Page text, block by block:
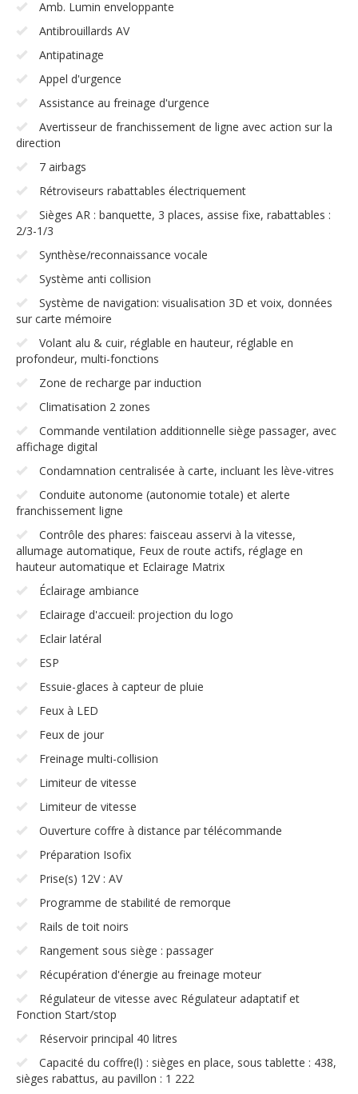
Amb. Lumin enveloppante
Antibrouillards AV
Antipatinage
Appel d'urgence
Assistance au freinage d'urgence
Avertisseur de franchissement de ligne avec action sur la
direction
7 airbags
Rétroviseurs rabattables électriquement
Sièges AR : banquette, 3 places, assise fixe, rabattables :
2/3-1/3
Synthèse/reconnaissance vocale
Système anti collision
Système de navigation: visualisation 3D et voix, données
sur carte mémoire
Volant alu & cuir, réglable en hauteur, réglable en
profondeur, multi-fonctions
Zone de recharge par induction
Climatisation 2 zones
Commande ventilation additionnelle siège passager, avec
affichage digital
Condamnation centralisée à carte, incluant les lève-vitres
Conduite autonome (autonomie totale) et alerte
franchissement ligne
Contrôle des phares: faisceau asservi à la vitesse,
allumage automatique, Feux de route actifs, réglage en
hauteur automatique et Eclairage Matrix
Éclairage ambiance
Eclairage d'accueil: projection du logo
Eclair latéral
ESP
Essuie-glaces à capteur de pluie
Feux à LED
Feux de jour
Freinage multi-collision
Limiteur de vitesse
Limiteur de vitesse
Ouverture coffre à distance par télécommande
Préparation Isofix
Prise(s) 12V : AV
Programme de stabilité de remorque
Rails de toit noirs
Rangement sous siège : passager
Récupération d'énergie au freinage moteur
Régulateur de vitesse avec Régulateur adaptatif et
Fonction Start/stop
Réservoir principal 40 litres
Capacité du coffre(l) : sièges en place, sous tablette : 438,
sièges rabattus, au pavillon : 1 222